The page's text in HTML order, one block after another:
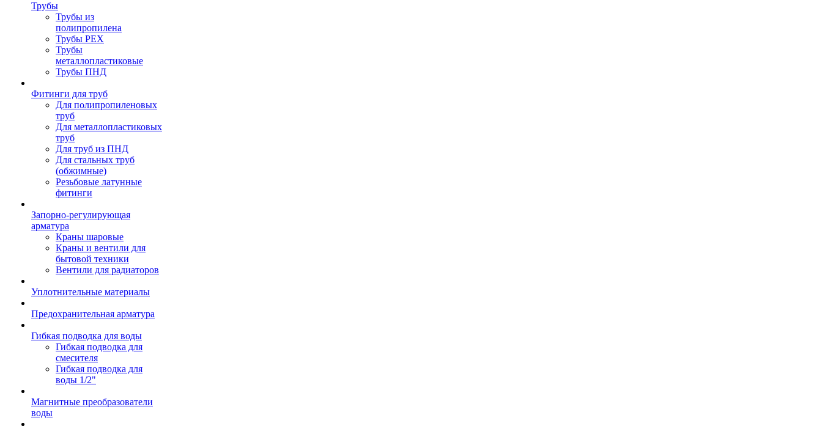
Трубы
Трубы из
полипропилена
Трубы PEX
Трубы
металлопластиковые
Трубы ПНД
Фитинги для труб
Для полипропиленовых
труб
Для металлопластиковых
труб
Для труб из ПНД
Для стальных труб
(обжимные)
Резьбовые латунные
фитинги
Запорно-регулирующая
арматура
Краны шаровые
Краны и вентили для
бытовой техники
Вентили для радиаторов
Уплотнительные материалы
Предохранительная арматура
Гибкая подводка для воды
Гибкая подводка для
смесителя
Гибкая подводка для
воды 1/2"
Магнитные преобразователи
воды